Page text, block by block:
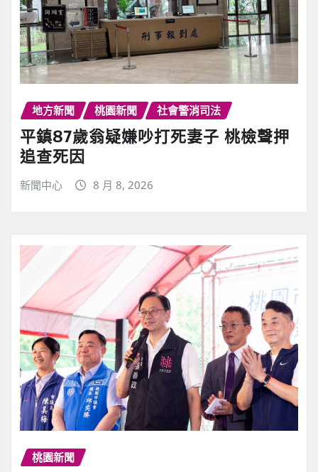
地方新聞 桃園新聞 社會警消司法
平鎮87歲翁疑嫌吵打死妻子 桃檢聲押
追查死因
新聞中心 8 月 8, 2026
桃園新聞